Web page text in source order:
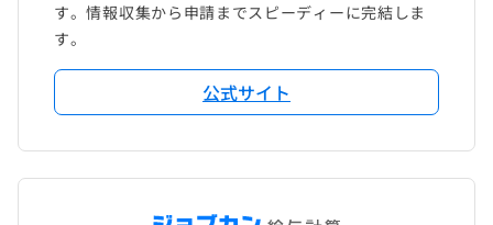
す。情報収集から申請までスピーディーに完結しま
す。
公式サイト